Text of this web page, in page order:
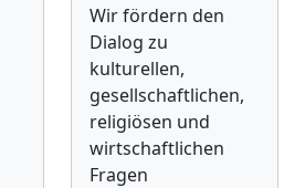
Wir fördern den
Dialog zu
kulturellen,
gesellschaftlichen,
religiösen und
wirtschaftlichen
Fragen